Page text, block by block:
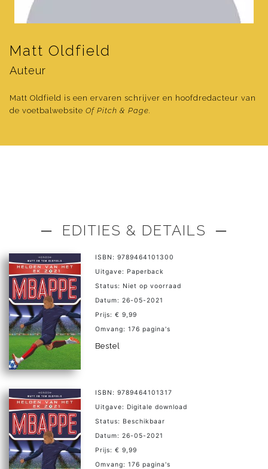
Matt Oldfield
Auteur
Matt Oldfield is een ervaren schrijver en hoofdredacteur van
de voetbalwebsite Of Pitch & Page.
─ EDITIES & DETAILS ─
ISBN: 9789464101300
Uitgave: Paperback
Status: Niet op voorraad
Datum: 26-05-2021
Prijs: € 9,99
Omvang: 176 pagina's
Bestel
ISBN: 9789464101317
Uitgave: Digitale download
Status: Beschikbaar
Datum: 26-05-2021
Prijs: € 9,99
Omvang: 176 pagina's